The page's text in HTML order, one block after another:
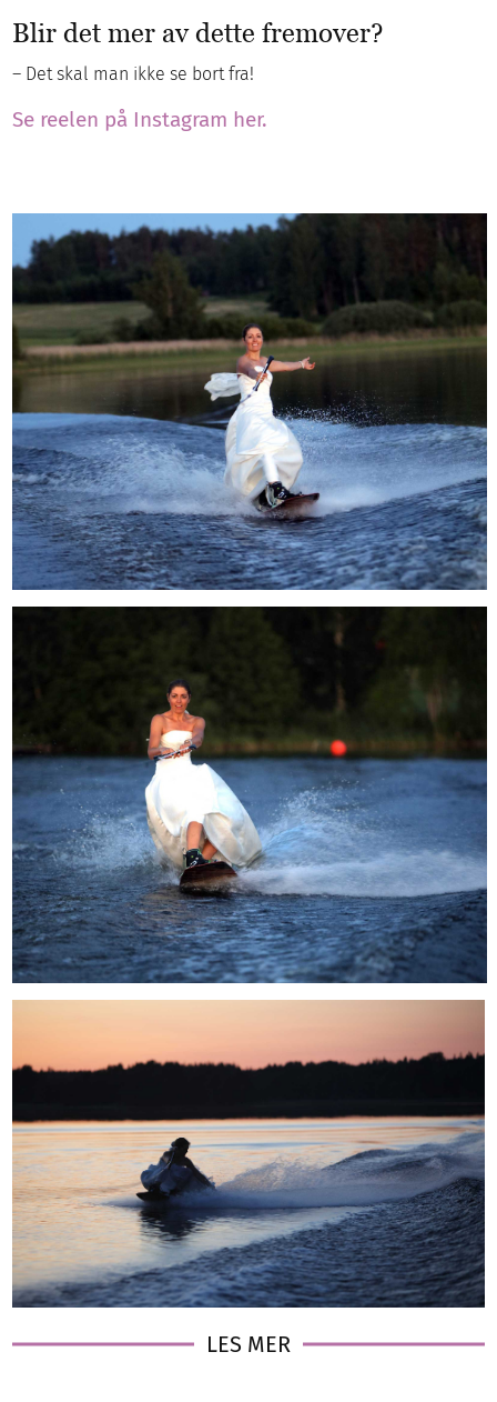
Blir det mer av dette fremover?
– Det skal man ikke se bort fra!
Se reelen på Instagram her.
LES MER